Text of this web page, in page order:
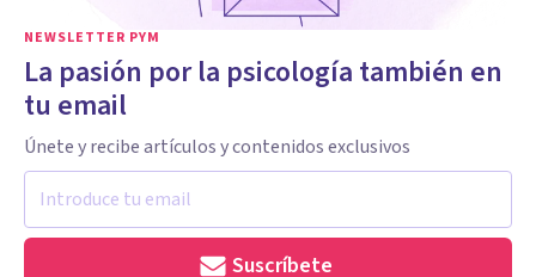
NEWSLETTER PYM
La pasión por la psicología también en
tu email
Únete y recibe artículos y contenidos exclusivos
Suscríbete